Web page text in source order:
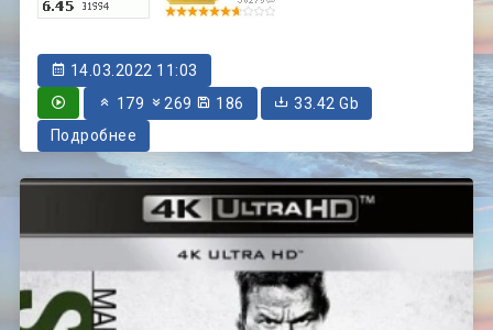
14.03.2022 11:03
179
269 186
33.42 Gb
Подробнее